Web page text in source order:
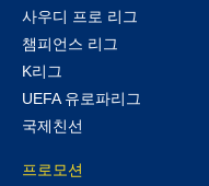
사우디 프로 리그
챔피언스 리그
K리그
UEFA 유로파리그
국제친선
프로모션